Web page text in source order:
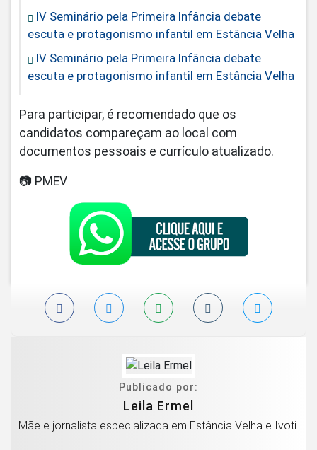
IV Seminário pela Primeira Infância debate
escuta e protagonismo infantil em Estância Velha
IV Seminário pela Primeira Infância debate
escuta e protagonismo infantil em Estância Velha
Para participar, é recomendado que os
candidatos compareçam ao local com
documentos pessoais e currículo atualizado.
📷 PMEV
Publicado por:
Leila Ermel
Mãe e jornalista especializada em Estância Velha e Ivoti.